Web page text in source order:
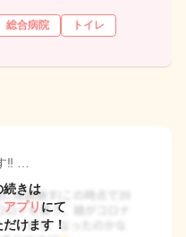
総合病院
トイレ
‼️ …
続きは
プリ にて
けます！